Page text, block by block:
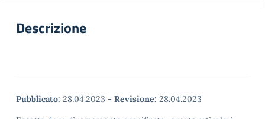
Descrizione
Pubblicato: 28.04.2023 - Revisione: 28.04.2023